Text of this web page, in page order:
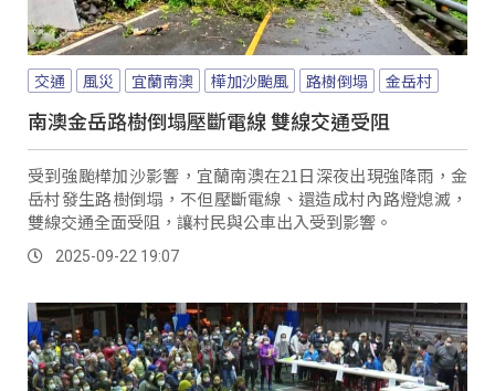
交通 風災 宜蘭南澳 樺加沙颱風 路樹倒塌 金岳村
南澳金岳路樹倒塌壓斷電線 雙線交通受阻
受到強颱樺加沙影響，宜蘭南澳在21日深夜出現強降雨，金
岳村發生路樹倒塌，不但壓斷電線、還造成村內路燈熄滅，
雙線交通全面受阻，讓村民與公車出入受到影響。
2025-09-22 19:07